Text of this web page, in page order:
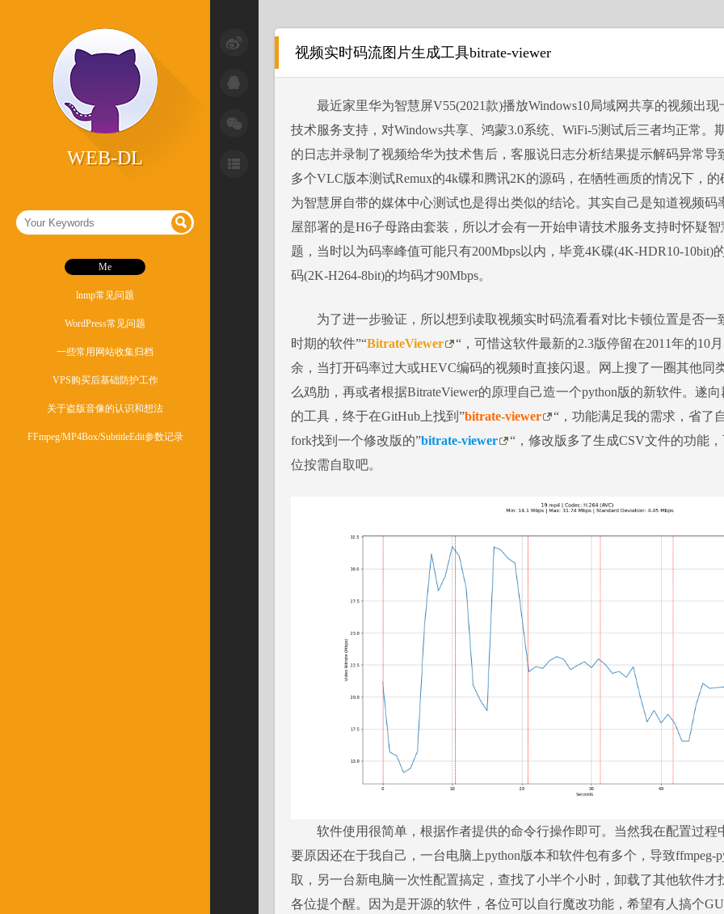
小技巧
杂记
软件
WEB-DL
Me
lnmp常见问题
WordPress常见问题
一些常用网站收集归档
VPS购买后基础防护工作
关于盗版音像的认识和想法
FFmpeg/MP4Box/SubtitleEdit参数记录
视频实时码流图片生成工具bitrate-viewer
最近家里华为智慧屏V55(2021款)播放Windows10局域网共享的视频出
技术服务支持，对Windows共享、鸿蒙3.0系统、WiFi-5测试后三者均正常。
的日志并录制了视频给华为技术售后，客服说日志分析结果提示解码异常导
多个VLC版本测试Remux的4k碟和腾讯2K的源码，在牺牲画质的情况下，
为智慧屏自带的媒体中心测试也是得出类似的结论。其实自己是知道视频码
屋部署的是H6子母路由套装，所以才会有一开始申请技术服务支持时怀疑
题，当时以为码率峰值可能只有200Mbps以内，毕竟4K碟(4K-HDR10-10bit)
码(2K-H264-8bit)的均码才90Mbps。
为了进一步验证，所以想到读取视频实时码流看看对比卡顿位置是否一
时期的软件”“BitrateViewer
“，可惜这软件最新的2.3版停留在2011年的10
余，当打开码率过大或HEVC编码的视频时直接闪退。网上搜了一圈其他同
么鸡肋，再或者根据BitrateViewer的原理自己造一个python版的新软件。遂
的工具，终于在GitHub上找到”bitrate-viewer
“，功能满足我的需求，省了
fork找到一个修改版的”bitrate-viewer
“，修改版多了生成CSV文件的功能
位按需自取吧。
软件使用很简单，根据作者提供的命令行操作即可。当然我在配置过程
要原因还在于我自己，一台电脑上python版本和软件包有多个，导致ffmpeg-
取，另一台新电脑一次性配置搞定，查找了小半个小时，卸载了其他软件才
各位提个醒。因为是开源的软件，各位可以自行魔改功能，希望有人搞个